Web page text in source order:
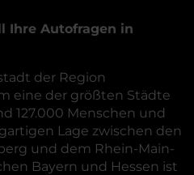
Ihre Autofragen in
der Region
eine der größten Städte
127.000 Menschen und
Lage zwischen den
und dem Rhein-Main-
Bayern und Hessen ist